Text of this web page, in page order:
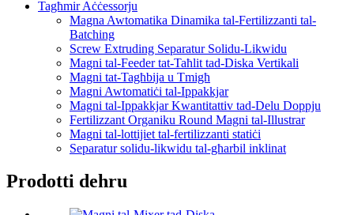
Tagħmir Aċċessorju
Magna Awtomatika Dinamika tal-Fertilizzanti tal-
Batching
Screw Extruding Separatur Solidu-Likwidu
Magni tal-Feeder tat-Taħlit tad-Diska Vertikali
Magni tat-Tagħbija u Tmigħ
Magni Awtomatiċi tal-Ippakkjar
Magni tal-Ippakkjar Kwantitattiv tad-Delu Doppju
Fertilizzant Organiku Round Magni tal-Illustrar
Magni tal-lottijiet tal-fertilizzanti statiċi
Separatur solidu-likwidu tal-għarbil inklinat
Prodotti dehru